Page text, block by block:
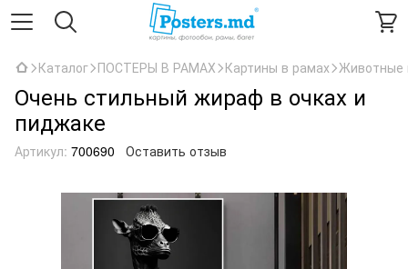
Каталог ПОСТЕРЫ В РАМАХ Картины в рамах Животные
Очень стильный жираф в очках и
пиджаке
Артикул: 700690 Оставить отзыв